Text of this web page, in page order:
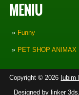
MENIU
Funny
PET SHOP ANIMAX
Copyright © 2026 Iubim
Designed by linker 3ds